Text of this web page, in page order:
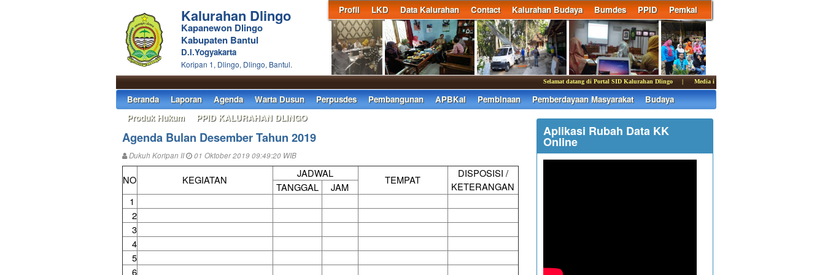
Profil LKD Data Kalurahan Contact Kalurahan Budaya Bumdes PPID Pemkal
Kalurahan Dlingo
Kapanewon Dlingo
Kabupaten Bantul
D.I.Yogyakarta
Koripan 1, Dlingo, Dlingo, Bantul.
Selamat datang di Portal SID Kalurahan Dlingo | Media informasi dan komunikasi Pemerintah
Beranda Laporan Agenda Warta Dusun Perpusdes Pembangunan APBKal Pembinaan Pemberdayaan Masyarakat
Budaya
Produk Hukum
PPID KALURAHAN DLINGO
Agenda Bulan Desember Tahun 2019
Dukuh Koripan II 01 Oktober 2019 09:49:20 WIB
NO KEGIATAN
JADWAL
TEMPAT
DISPOSISI /
KETERANGAN
TANGGAL
JAM
1
2
3
4
5
6
Aplikasi Rubah Data KK
Online